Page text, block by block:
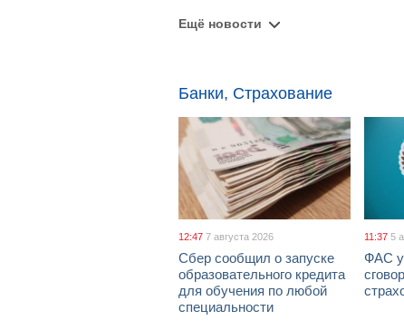
Ещё новости
Банки, Страхование
12:47 7 августа 2026
Сбер сообщил о запуске
образовательного кредита
для обучения по любой
специальности
11:37 5
ФАС